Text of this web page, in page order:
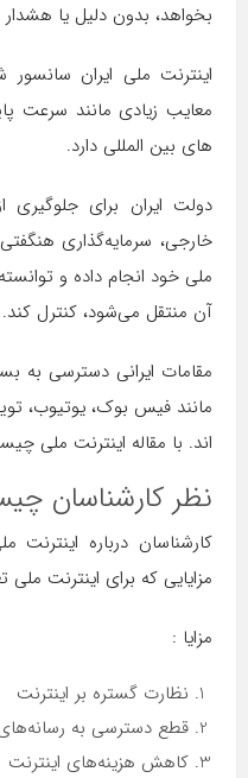
بخواهد، بدون دلیل یا
اینترنت ملی ایران
معایب زیادی مانند سرعت
های بین المللی دارد.
دولت ایران برای
خارجی، سرمایه‌گذاری
ملی خود انجام داده و
آن منتقل می‌شود، کنترل کند.
مقامات ایرانی دسترسی به
مانند فیس بوک، یوتیوب،
اند. با مقاله اینترنت ملی
نظر کارشناسان
کارشناسان درباره
مزایایی که برای اینترنت
مزایا :
نظارت گستره بر اینترنت
قطع دسترسی به
کاهش هزینه‌های اینترنت